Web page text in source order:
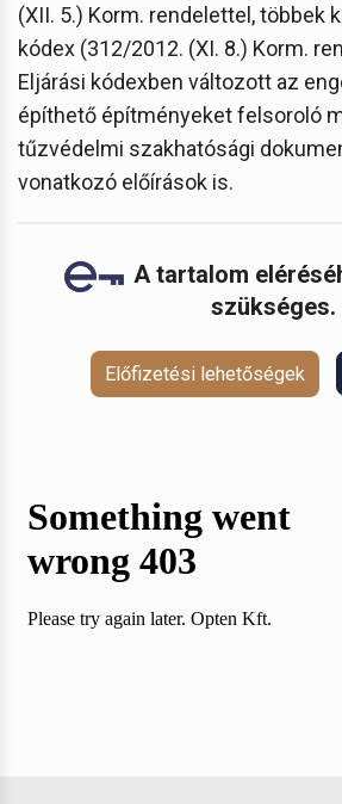
(XII. 5.) Korm. rendelettel, többek
kódex (312/2012. (XI. 8.) Korm.
Eljárási kódexben változott az
építhető építményeket felsoroló
tűzvédelmi szakhatósági
vonatkozó előírások is.
A tartalom
szükséges.
Előfizetési lehetőségek